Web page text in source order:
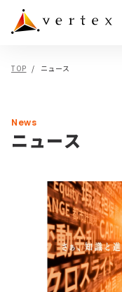
TOP ニュース
News
ニュース